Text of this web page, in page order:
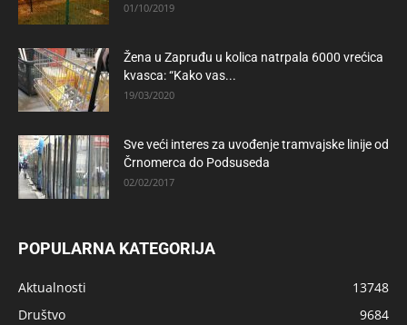
01/10/2019
Žena u Zapruđu u kolica natrpala 6000 vrećica
kvasca: “Kako vas...
19/03/2020
Sve veći interes za uvođenje tramvajske linije od
Črnomerca do Podsuseda
02/02/2017
POPULARNA KATEGORIJA
Aktualnosti
13748
Društvo
9684